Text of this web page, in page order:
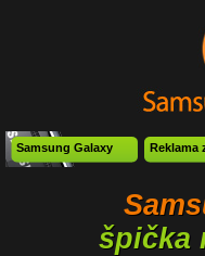
Samsung Galaxy Reklama
špička